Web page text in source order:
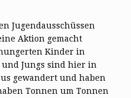
Jugendausschüssen
Aktion gemacht
Kinder in
und Jungs sind hier in
gewandert und haben
Tonnen um Tonnen